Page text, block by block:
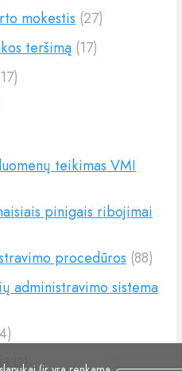
mokestis (27)
teršimą (17)
teikimas VMI
pinigais ribojimai
procedūros (88)
administravimo sistema
(333)